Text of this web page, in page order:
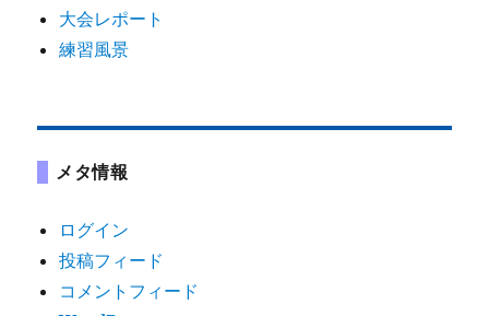
大会レポート
練習風景
メタ情報
ログイン
投稿フィード
コメントフィード